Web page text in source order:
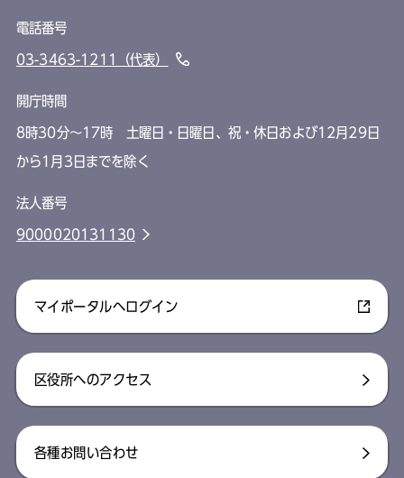
電話番号
03-3463-1211（代表）
開庁時間
8時30分～17時 土曜日・日曜日、祝・休日および12月29日
から1月3日までを除く
法人番号
9000020131130
マイポータルへログイン
区役所へのアクセス
各種お問い合わせ